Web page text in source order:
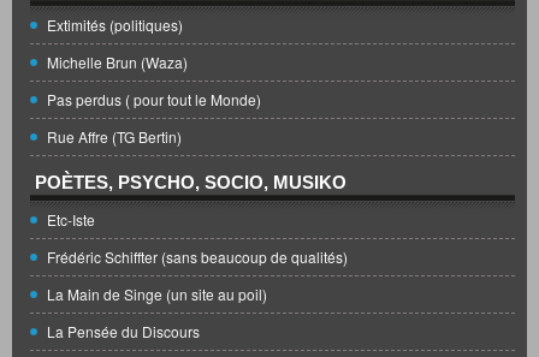
Extimités (politiques)
Michelle Brun (Waza)
Pas perdus ( pour tout le Monde)
Rue Affre (TG Bertin)
POÈTES, PSYCHO, SOCIO, MUSIKO
Etc-Iste
Frédéric Schiffter (sans beaucoup de qualités)
La Main de Singe (un site au poil)
La Pensée du Discours